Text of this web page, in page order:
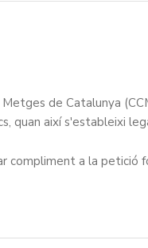
de Catalunya
quan així s'estableixi
compliment a la petició